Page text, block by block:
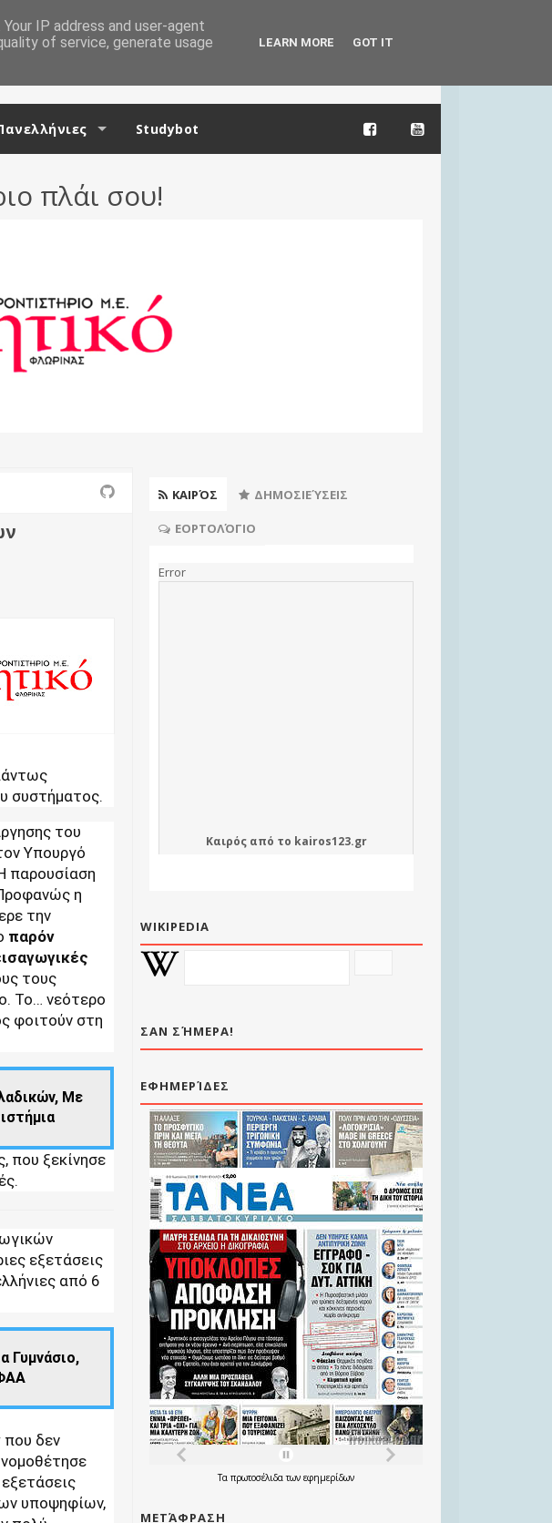
Studybot
πλάι σου!
συστήματος.
του
Υπουργό
παρουσίαση
η
την
παρόν
τους
Το… νεότερο
φοιτούν στη
Με
που ξεκίνησε
εξετάσεις
από 6
Γυμνάσιο,
που δεν
υποψηφίων,
ΚΑΙΡΌΣ ΔΗΜΟΣΙΕΎΣΕΙΣ
ΕΟΡΤΟΛΌΓΙΟ
Καιρόςαπό το kairos123.gr
WIKIPEDIA
ΣΑΝ ΣΉΜΕΡΑ!
ΕΦΗΜΕΡΊΔΕΣ
Τα πρωτοσέλιδατων εφημερίδων
ΜΕΤΆΦΡΑΣΗ
IP address and user-agent
of service, generate usage
LEARN MORE GOT IT